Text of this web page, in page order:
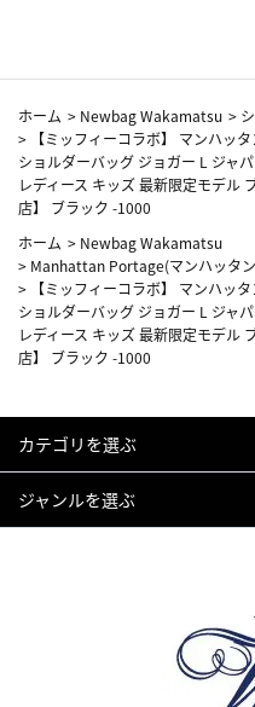
ホーム > Newbag Wakamatsu >
>
【ミッフィーコラボ】 マンハッ
ショルダーバッグ ジョガー L ジャ
レディース キッズ 最新限定モデル
店】 ブラック -1000
ホーム > Newbag Wakamatsu
> Manhattan Portage(マンハッタ
>
【ミッフィーコラボ】 マンハッ
ショルダーバッグ ジョガー L ジャ
レディース キッズ 最新限定モデル
店】 ブラック -1000
カテゴリを選ぶ
ジャンルを選ぶ